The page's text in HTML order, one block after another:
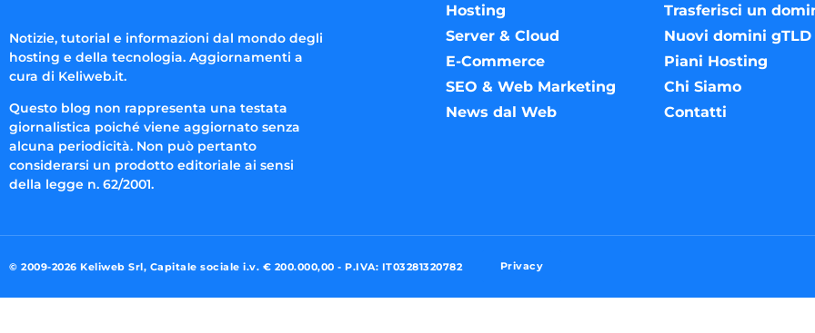
Notizie, tutorial e informazioni dal mondo degli
hosting e della tecnologia. Aggiornamenti a
cura di Keliweb.it.
Questo blog non rappresenta una testata
giornalistica poiché viene aggiornato senza
alcuna periodicità. Non può pertanto
considerarsi un prodotto editoriale ai sensi
della legge n. 62/2001.
Hosting
Server & Cloud
E-Commerce
SEO & Web Marketing
News dal Web
Trasferisci un
Nuovi domini gTLD
Piani Hosting
Chi Siamo
Contatti
© 2009-2026 Keliweb Srl, Capitale sociale i.v. € 200.000,00 - P.IVA: IT03281320782 Privacy